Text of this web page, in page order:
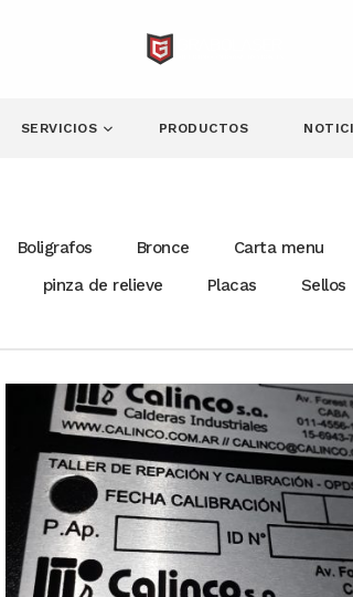
SERVICIOS PRODUCTOS
Boligrafos Bronce Carta menu
pinza de relieve Placas Sellos